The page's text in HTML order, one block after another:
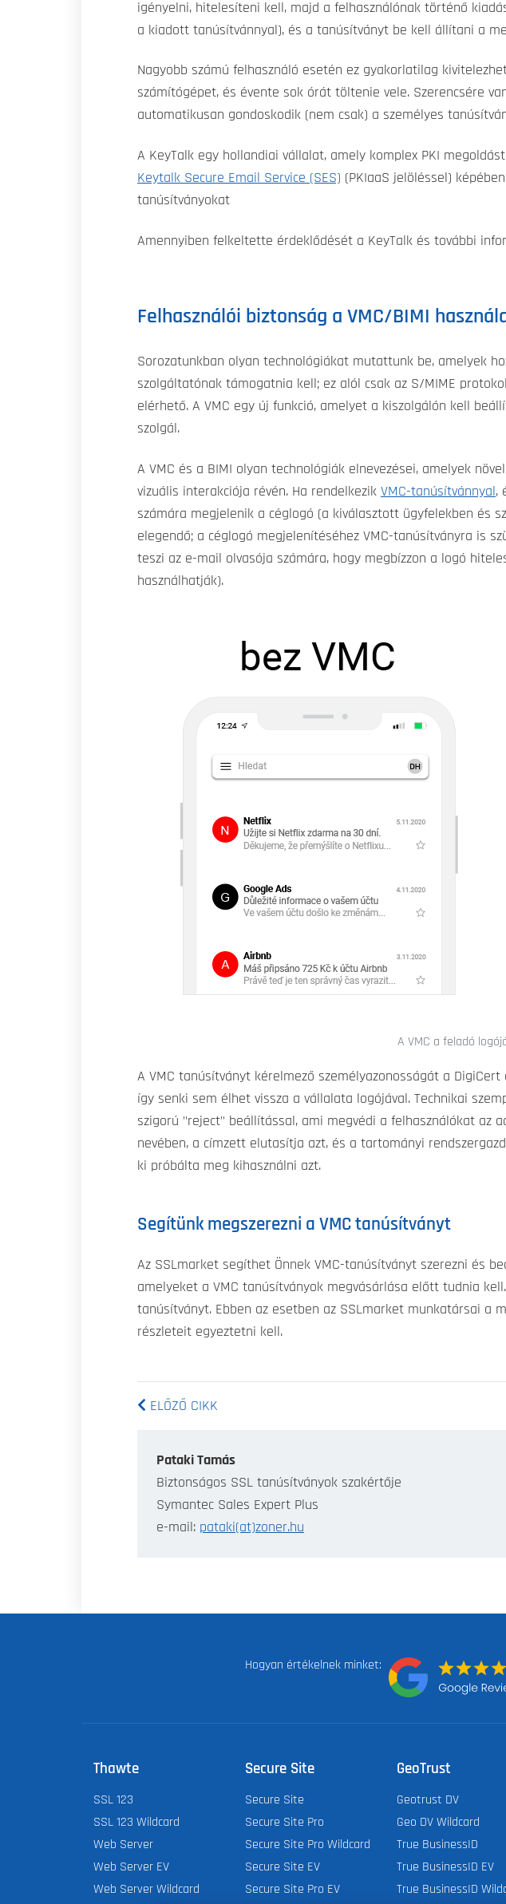
igényelni, hitelesíteni kell, majd a felhasználónak történő
a kiadott tanúsítvánnyal), és a tanúsítványt be kell állítani a
Nagyobb számú felhasználó esetén ez gyakorlatilag
számítógépet, és évente sok órát töltenie vele. Szerencsére
automatikusan gondoskodik (nem csak) a személyes
A KeyTalk egy hollandiai vállalat, amely komplex PKI
Keytalk Secure Email Service (SES) (PKIaaS jelöléssel)
tanúsítványokat
Amennyiben felkeltette érdeklődését a KeyTalk és további
Felhasználói biztonság a VMC/BIMI
Sorozatunkban olyan technológiákat mutattunk be, amelyek
szolgáltatónak támogatnia kell; ez alól csak az S/MIME
elérhető. A VMC egy új funkció, amelyet a kiszolgálón kell
szolgál.
A VMC és a BIMI olyan technológiák elnevezései, amelyek
vizuális interakciója révén. Ha rendelkezik VMC-tanúsítvánnyal ,
számára megjelenik a céglogó (a kiválasztott ügyfelekben és
elegendő; a céglogó megjelenítéséhez VMC-tanúsítványra is
teszi az e-mail olvasója számára, hogy megbízzon a logó
használhatják).
A VMC a feladó
A VMC tanúsítványt kérelmező személyazonosságát a
így senki sem élhet vissza a vállalata logójával. Technikai
szigorú "reject" beállítással, ami megvédi a felhasználókat az
nevében, a címzett elutasítja azt, és a tartományi
ki próbálta meg kihasználni azt.
Segítünk megszerezni a VMC tanúsítványt
Az SSLmarket segíthet Önnek VMC-tanúsítványt szerezni és
amelyeket a VMC tanúsítványok megvásárlása előtt tudnia
tanúsítványt. Ebben az esetben az SSLmarket munkatársai a
részleteit egyeztetni kell.
ELŐZŐ CIKK
Pataki Tamás
Biztonságos SSL tanúsítványok szakértője
Symantec Sales Expert Plus
e-mail: pataki(at)zoner.hu
Hogyan értékelnek minket:
Thawte
SSL 123
SSL 123 Wildcard
Web Server
Web Server EV
Web Server Wildcard
Secure Site
Secure Site
Secure Site Pro
Secure Site Pro Wildcard
Secure Site EV
Secure Site Pro EV
GeoTrust
Geotrust DV
Geo DV Wildcard
True BusinessID
True BusinessID EV
True BusinessID